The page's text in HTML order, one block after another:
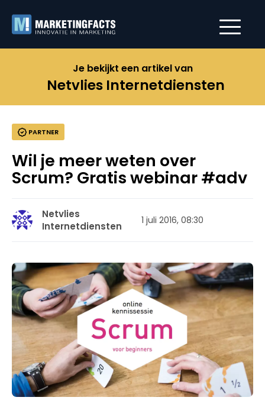
Je bekijkt een artikel van
Netvlies Internetdiensten
PARTNER
Wil je meer weten over
Scrum? Gratis webinar #adv
Netvlies
Internetdiensten
1 juli 2016, 08:30